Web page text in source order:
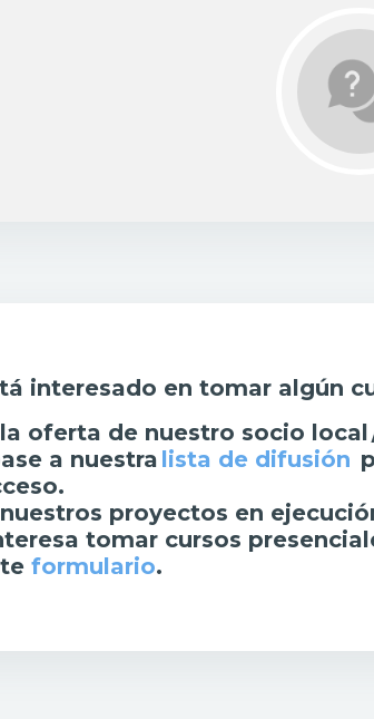
interesado en tomar algún
la oferta de nuestro socio
a nuestra lista de difusión
proyectos en
tomar cursos
formulario.